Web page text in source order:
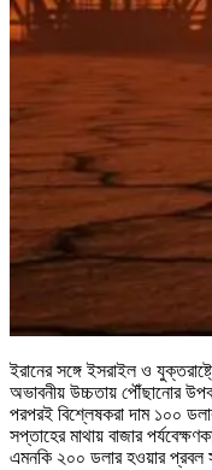
ইরানের সঙ্গে ইসরাইল ও
অভাবনীয় উচ্চতায় পৌঁছানোর
পরপরই বিশ্লেষকরা দাম ১০০
সপ্তাহের মাথায় বাজার
এমনকি ২০০ ডলার হওয়ার প্রবল